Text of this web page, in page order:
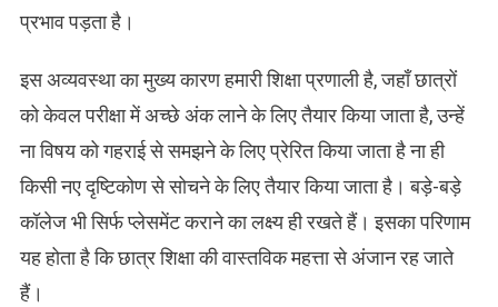
प्रभाव पड़ता है।
इस अव्यवस्था का मुख्य कारण हमारी शिक्षा प्रणाली है, जहाँ छात्रों
को केवल परीक्षा में अच्छे अंक लाने के लिए तैयार किया जाता है, उन्हें
ना विषय को गहराई से समझने के लिए प्रेरित किया जाता है ना ही
किसी नए दृष्टिकोण से सोचने के लिए तैयार किया जाता है। बड़े-बड़े
कॉलेज भी सिर्फ प्लेसमेंट कराने का लक्ष्य ही रखते हैं। इसका परिणाम
यह होता है कि छात्र शिक्षा की वास्तविक महत्ता से अंजान रह जाते
हैं।